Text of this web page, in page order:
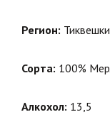
Регион:
Сорта: 100%
Алкохол: 13,5